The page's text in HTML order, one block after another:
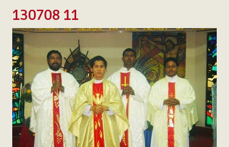
MISIÓN
NEF
MULTIMEDIA
P. AUGUSTO ETCHECOPAR
130708 11